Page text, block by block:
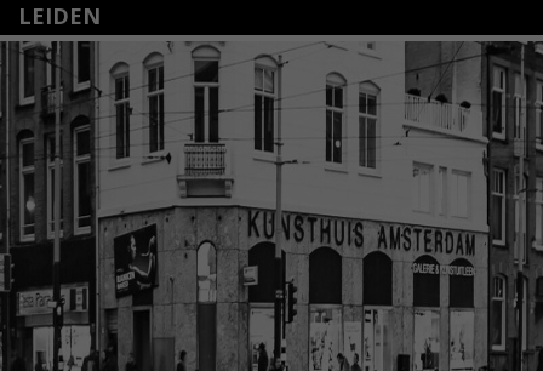
LEIDEN
Nieuwstraat 35
2312 KA Leiden
+31(0)71 – 52 84 480
info@kunsthuisleiden.nl
Lees meer